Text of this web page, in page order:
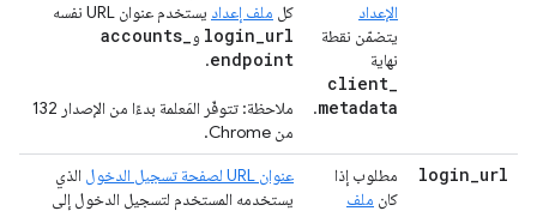
الإعداد
يتضمّن نقطة
نهاية
client_
metadata
.
كل ملف إعداد يستخدم عنوان URL نفسه
login_url و accounts_
endpoint
.
ملاحظة: تتوفّر المَعلمة بدءًا من الإصدار 132
من Chrome.
login_url
مطلوب إذا
كان ملف
عنوان URL لصفحة تسجيل الدخول
الذي
يستخدمه المستخدم لتسجيل الدخول إلى